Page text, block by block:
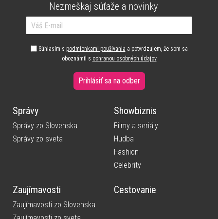
Nezmeškaj súťaže a novinky
Súhlasím s podmienkami používania a potvrdzujem, že som sa
oboznámil s ochranou osobných údajov
Prihlásiť sa na odber
Správy
Správy zo Slovenska
Správy zo sveta
Showbiznis
Filmy a seriály
Hudba
Fashion
Celebrity
Zaujímavosti
Zaujímavosti zo Slovenska
Cestovanie